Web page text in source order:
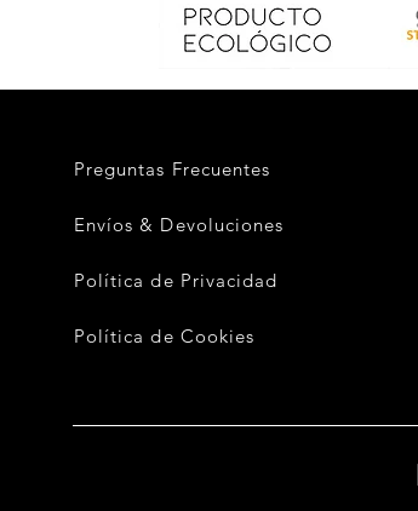
UNISEX
Preguntas Frecuentes
Envíos & Devoluciones
Política de Privacidad
Política de Cookies